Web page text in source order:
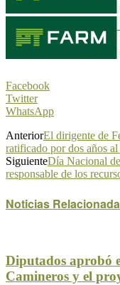
Facebook
Twitter
WhatsApp
AnteriorEl dirigente de
ratificado por dos años
SiguienteDía Nacional
responsable de los
Noticias
Diputados aprobó
Camineros y el